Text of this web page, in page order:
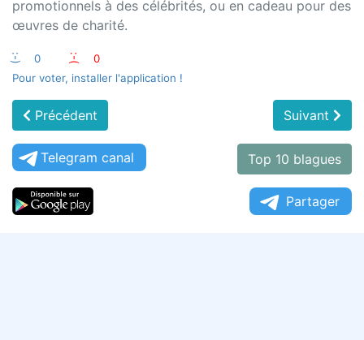
promotionnels à des célébrités, ou en cadeau pour des
œuvres de charité.
:-) 0 :-(
0
Pour voter, installer l'application !
Précédent Suivant
Telegram canal Top 10 blagues
Partager